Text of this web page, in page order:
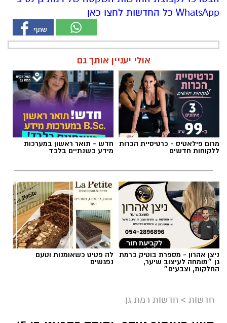
אולי יעניין אותך גם
מרום פילאטיס - כרטיסיית הכרות
ללקוחות חדשים
חדש - תואר ראשון במערכות
מידע בשנתיים בלבד
ניצן אהרון - מספרת בוטיק ברמת
גן ״מומחה לעיצוב שיער,
החלקות, וצבעים״
לה פטיט כשאומנות וטעם
נפגשים
חדשות> חדשות רמת גן
הנעדר נראה לאחרונה אתמול בערב בראשל"צ